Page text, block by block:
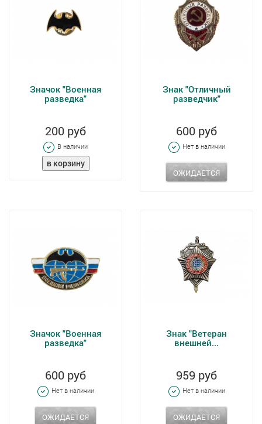
Значок "Военная
разведка"
200 руб
В наличии
Знак "Отличный
разведчик"
600 руб
Нет в наличии
ОЖИДАЕТСЯ
Значок "Военная
разведка"
600 руб
Нет в наличии
ОЖИДАЕТСЯ
Знак "Ветеран
внешней...
959 руб
Нет в наличии
ОЖИДАЕТСЯ